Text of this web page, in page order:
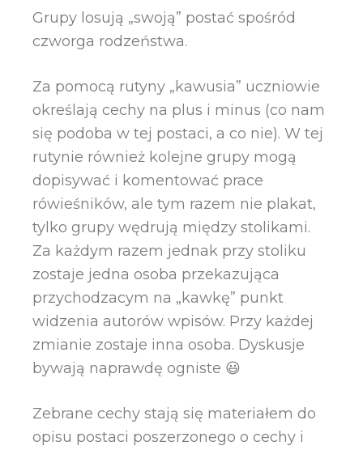
Grupy losują „swoją” postać spośród
czworga rodzeństwa.
Za pomocą rutyny „kawusia” uczniowie
określają cechy na plus i minus (co nam
się podoba w tej postaci, a co nie). W tej
rutynie również kolejne grupy mogą
dopisywać i komentować prace
rówieśników, ale tym razem nie plakat,
tylko grupy wędrują między stolikami.
Za każdym razem jednak przy stoliku
zostaje jedna osoba przekazująca
przychodzacym na „kawkę” punkt
widzenia autorów wpisów. Przy każdej
zmianie zostaje inna osoba. Dyskusje
bywają naprawdę ogniste 😃
Zebrane cechy stają się materiałem do
opisu postaci poszerzonego o cechy i